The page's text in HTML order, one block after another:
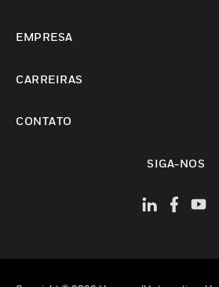
EMPRESA
CARREIRAS
CONTATO
SIGA-NOS